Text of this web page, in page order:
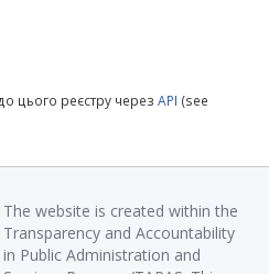
цього реєстру через API (see
The website is created within the
Transparency and Accountability
in Public Administration and